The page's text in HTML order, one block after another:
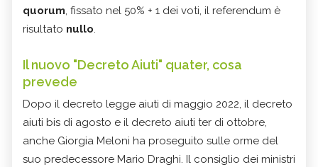
quorum, fissato nel 50% + 1 dei voti, il referendum è
risultato nullo.
Il nuovo "Decreto Aiuti" quater, cosa
prevede
Dopo il decreto legge aiuti di maggio 2022, il decreto
aiuti bis di agosto e il decreto aiuti ter di ottobre,
anche Giorgia Meloni ha proseguito sulle orme del
suo predecessore Mario Draghi. Il consiglio dei ministri